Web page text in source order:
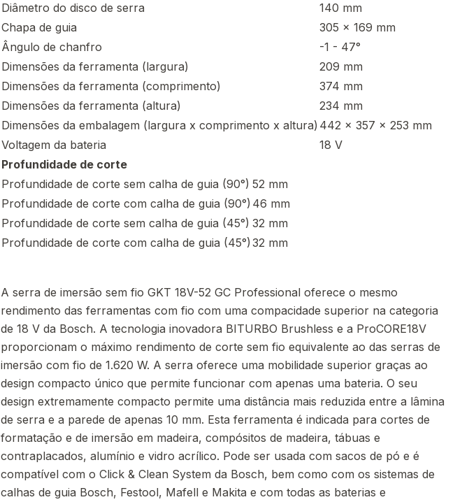
Diâmetro do disco de serra
140 mm
Chapa de guia
305 x 169 mm
Ângulo de chanfro
-1 - 47°
Dimensões da ferramenta (largura)
209 mm
Dimensões da ferramenta (comprimento)
374 mm
Dimensões da ferramenta (altura)
234 mm
Dimensões da embalagem (largura x comprimento x altura) 442 x 357 x 253 mm
Voltagem da bateria
18 V
Profundidade de corte
Profundidade de corte sem calha de guia (90°) 52 mm
Profundidade de corte com calha de guia (90°) 46 mm
Profundidade de corte sem calha de guia (45°) 32 mm
Profundidade de corte com calha de guia (45°) 32 mm
A serra de imersão sem fio GKT 18V-52 GC Professional oferece o mesmo
rendimento das ferramentas com fio com uma compacidade superior na categoria
de 18 V da Bosch. A tecnologia inovadora BITURBO Brushless e a ProCORE18V
proporcionam o máximo rendimento de corte sem fio equivalente ao das serras de
imersão com fio de 1.620 W. A serra oferece uma mobilidade superior graças ao
design compacto único que permite funcionar com apenas uma bateria. O seu
design extremamente compacto permite uma distância mais reduzida entre a lâmina
de serra e a parede de apenas 10 mm. Esta ferramenta é indicada para cortes de
formatação e de imersão em madeira, compósitos de madeira, tábuas e
contraplacados, alumínio e vidro acrílico. Pode ser usada com sacos de pó e é
compatível com o Click & Clean System da Bosch, bem como com os sistemas de
calhas de guia Bosch, Festool, Mafell e Makita e com todas as baterias e